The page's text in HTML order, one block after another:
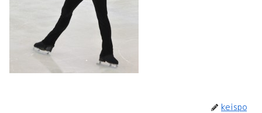
keispo